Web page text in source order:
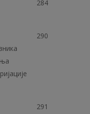
284
290
291